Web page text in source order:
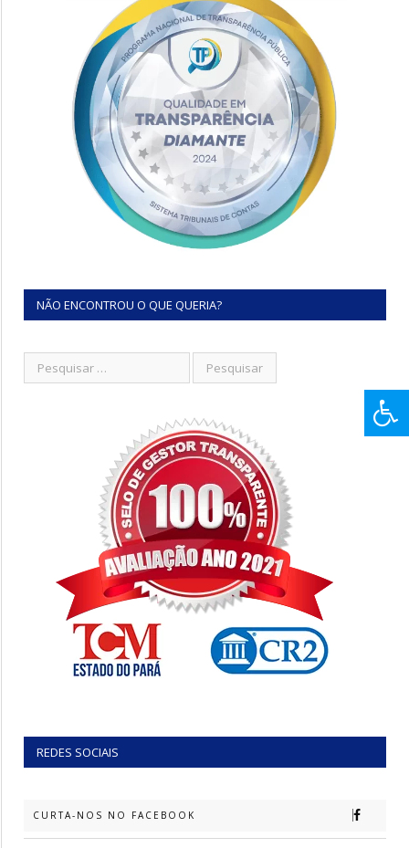
NÃO ENCONTROU O QUE QUERIA?
REDES SOCIAIS
CURTA-NOS NO FACEBOOK